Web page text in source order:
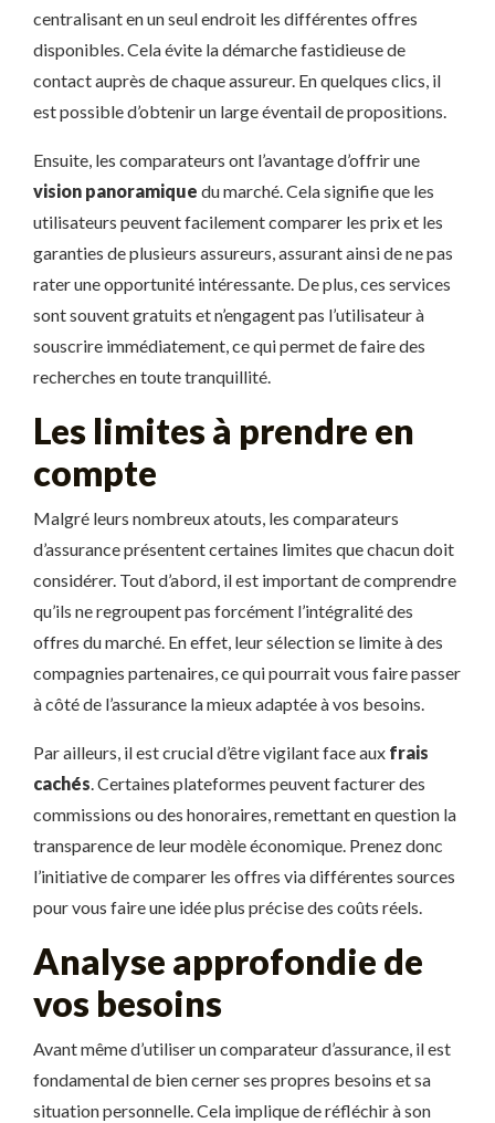
centralisant en un seul endroit les différentes offres
disponibles. Cela évite la démarche fastidieuse de
contact auprès de chaque assureur. En quelques clics, il
est possible d’obtenir un large éventail de propositions.
Ensuite, les comparateurs ont l’avantage d’offrir une
vision panoramique du marché. Cela signifie que les
utilisateurs peuvent facilement comparer les prix et les
garanties de plusieurs assureurs, assurant ainsi de ne pas
rater une opportunité intéressante. De plus, ces services
sont souvent gratuits et n’engagent pas l’utilisateur à
souscrire immédiatement, ce qui permet de faire des
recherches en toute tranquillité.
Les limites à prendre en
compte
Malgré leurs nombreux atouts, les comparateurs
d’assurance présentent certaines limites que chacun doit
considérer. Tout d’abord, il est important de comprendre
qu’ils ne regroupent pas forcément l’intégralité des
offres du marché. En effet, leur sélection se limite à des
compagnies partenaires, ce qui pourrait vous faire passer
à côté de l’assurance la mieux adaptée à vos besoins.
Par ailleurs, il est crucial d’être vigilant face aux frais
cachés. Certaines plateformes peuvent facturer des
commissions ou des honoraires, remettant en question la
transparence de leur modèle économique. Prenez donc
l’initiative de comparer les offres via différentes sources
pour vous faire une idée plus précise des coûts réels.
Analyse approfondie de
vos besoins
Avant même d’utiliser un comparateur d’assurance, il est
fondamental de bien cerner ses propres besoins et sa
situation personnelle. Cela implique de réfléchir à son